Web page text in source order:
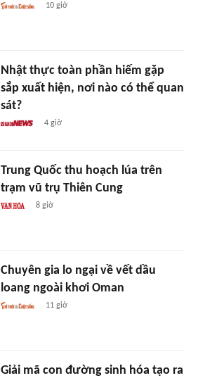
10 giờ
Nhật thực toàn phần hiếm gặp
sắp xuất hiện, nơi nào có thể quan
sát?
4 giờ
Trung Quốc thu hoạch lúa trên
trạm vũ trụ Thiên Cung
8 giờ
Chuyên gia lo ngại về vết dầu
loang ngoài khơi Oman
11 giờ
Giải mã con đường sinh hóa tạo ra